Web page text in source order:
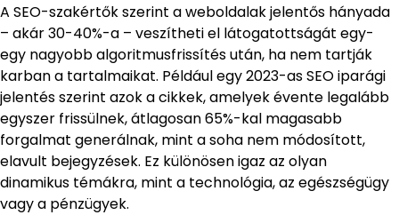
A SEO-szakértők szerint a weboldalak jelentős hányada
– akár 30-40%-a – veszítheti el látogatottságát egy-
egy nagyobb algoritmusfrissítés után, ha nem tartják
karban a tartalmaikat. Például egy 2023-as SEO iparági
jelentés szerint azok a cikkek, amelyek évente legalább
egyszer frissülnek, átlagosan 65%-kal magasabb
forgalmat generálnak, mint a soha nem módosított,
elavult bejegyzések. Ez különösen igaz az olyan
dinamikus témákra, mint a technológia, az egészségügy
vagy a pénzügyek.